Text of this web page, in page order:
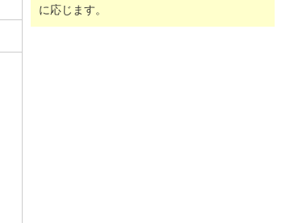
に応じます。